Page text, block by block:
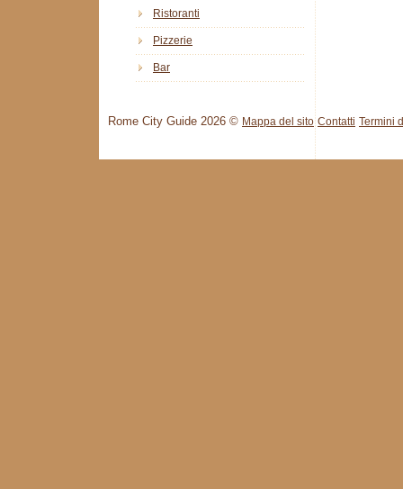
Ristoranti
Pizzerie
Bar
Rome City Guide 2026 © Mappa del sito Contatti Termini